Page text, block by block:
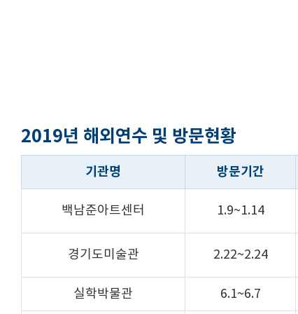
2019년 해외연수 및 방문현황
기관명 방문기간
백남준아트센터 1.9~1.14
경기도미술관 2.22~2.24
실학박물관 6.1~6.7